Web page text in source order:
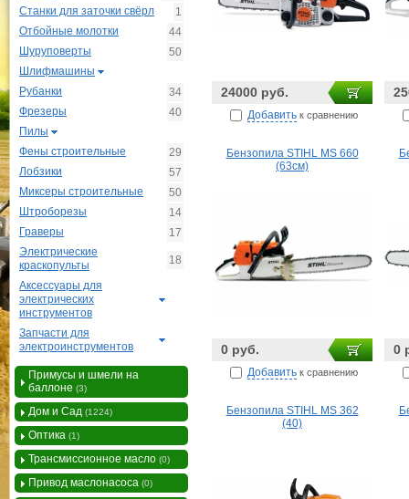
24000 руб.
Добавить к сравнению
Бензопила STIHL MS 660
(63см)
0 руб.
Добавить к сравнению
0
Бензопила STIHL MS 362
(40)
Станки для заточки свёрл
1
Отбойные молотки
44
Шуруповерты
50
Шлифмашины
Рубанки
34
Фрезеры
40
Пилы
Фены строительные
29
Лобзики
57
Миксеры строительные
50
Штроборезы
14
Граверы
17
Электрические
краскопульты
18
Аксессуары для
электрических
инструментов
Запчасти для
электроинструментов
Примусы и шмели на
баллоне (3)
Дом и Сад (1224)
Оптика (1)
Трансмиссионное масло (0)
Привод маслонасоса (0)